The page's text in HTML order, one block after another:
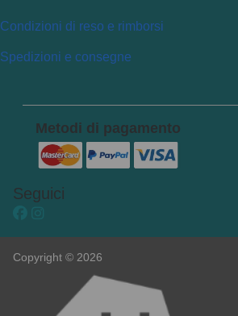
Condizioni di reso e rimborsi
Spedizioni e consegne
Metodi di pagamento
Seguici
Copyright © 2026